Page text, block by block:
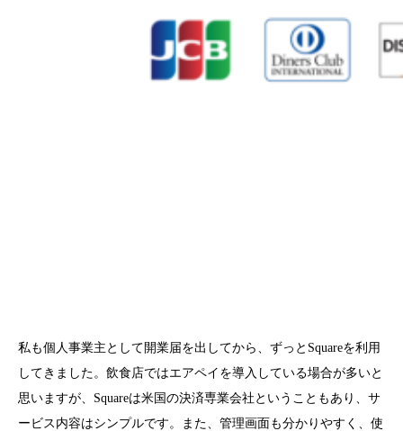
私も個人事業主として開業届を出してから、ずっとSquareを利用
してきました。飲食店ではエアペイを導入している場合が多いと
思いますが、Squareは米国の決済専業会社ということもあり、サ
ービス内容はシンプルです。また、管理画面も分かりやすく、使